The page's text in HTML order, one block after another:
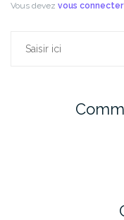
Vous devez vous connecter
Rechercher :